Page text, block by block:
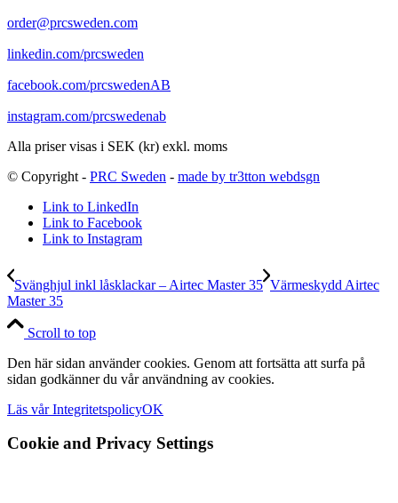
order@prcsweden.com
linkedin.com/prcsweden
facebook.com/prcswedenAB
instagram.com/prcswedenab
Alla priser visas i SEK (kr) exkl. moms
© Copyright - PRC Sweden - made by tr3tton webdsgn
Link to LinkedIn
Link to Facebook
Link to Instagram
Svänghjul inkl låsklackar – Airtec Master 35 Värmeskydd Airtec
Master 35
Scroll to top
Den här sidan använder cookies. Genom att fortsätta att surfa på
sidan godkänner du vår användning av cookies.
Läs vår IntegritetspolicyOK
Cookie and Privacy Settings